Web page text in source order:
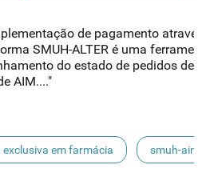
de pagamento através
SMUH-ALTER é uma
do estado de pedidos de
AIM...."
exclusiva em farmácia smuh-aim